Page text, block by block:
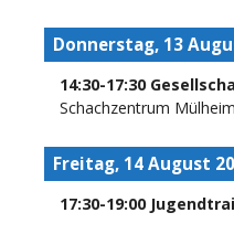
Donnerstag, 13
14:30-17:30
Schachzentrum
Freitag, 14 August
17:30-19:00